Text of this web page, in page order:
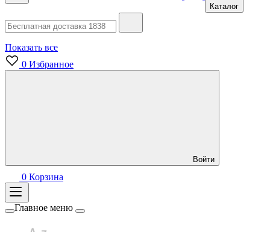
Каталог
Показать все
0 Избранное
Войти
0 Корзина
Главное меню